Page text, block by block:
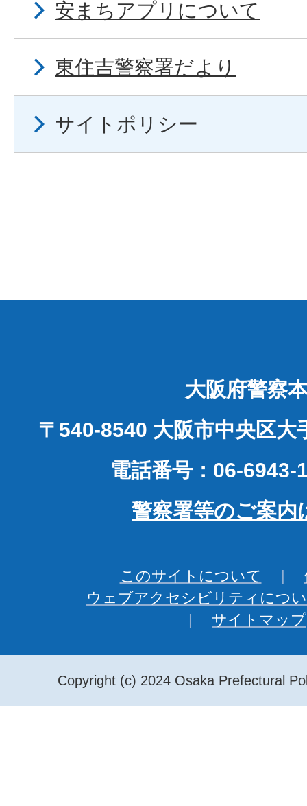
安まちアプリについて
東住吉警察署だより
サイトポリシー
大阪府警察
〒540-8540 大阪市中央区大
電話番号：06-6943-
警察署等のご案内
このサイトについて
ウェブアクセシビリティにつ
サイトマップ
Copyright (c) 2024 Osaka Prefectural